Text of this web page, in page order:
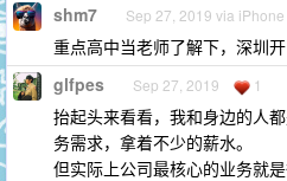
shm7 Sep 27, 2019 via iPhone
重点高中当老师了解下，深圳
glfpes Sep 27, 2019 1
抬起头来看看，我和身边的人
务需求，拿着不少的薪水。
但实际上公司最核心的业务就